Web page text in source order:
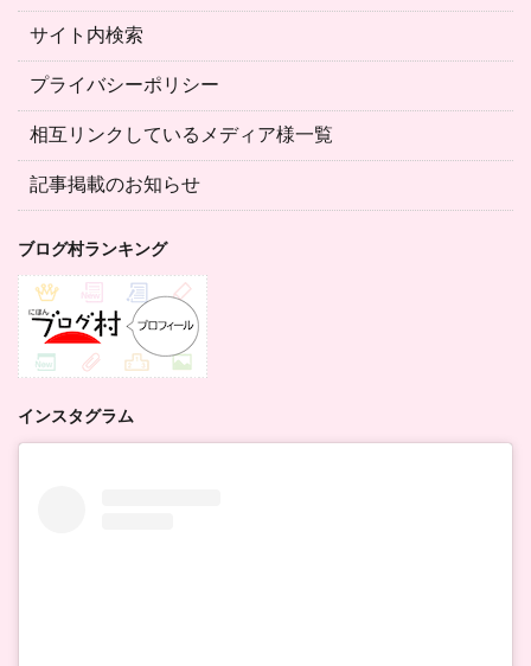
サイト内検索
プライバシーポリシー
相互リンクしているメディア様一覧
記事掲載のお知らせ
ブログ村ランキング
インスタグラム